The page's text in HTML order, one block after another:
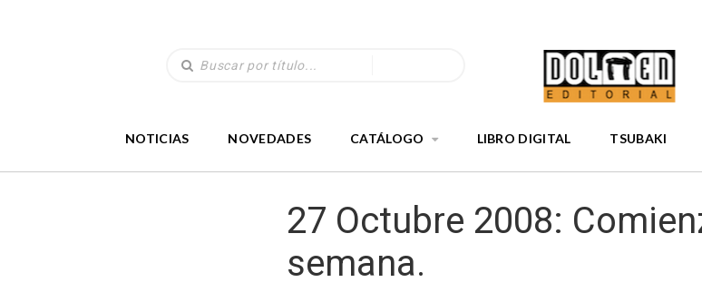
NOTICIAS NOVEDADES CATÁLOGO LIBRO DIGITAL TSUBAKI
27 Octubre 2008:
semana.